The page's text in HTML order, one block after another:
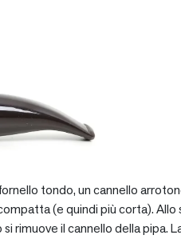
tondo, un cannello
(e quindi più corta).
rimuove il cannello della pipa.